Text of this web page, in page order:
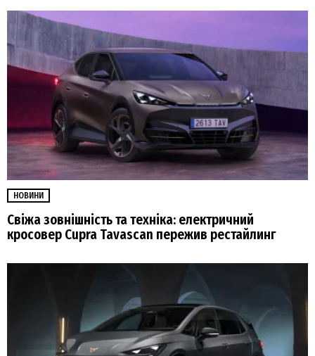
НОВИНИ
Свіжа зовнішність та техніка: електричний
кросовер Cupra Tavascan пережив рестайлинг